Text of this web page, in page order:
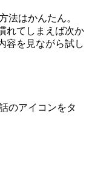
法はかんたん。
れてしまえば次か
容を見ながら試し
のアイコンをタ